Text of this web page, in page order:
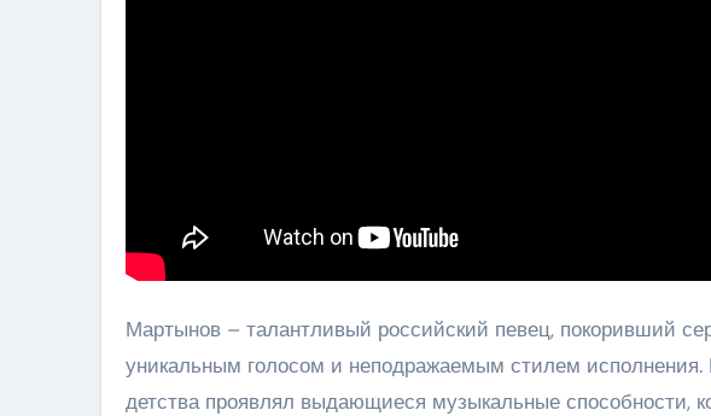
Мартынов – талантливый российский певец, покоривший
уникальным голосом и неподражаемым стилем
детства проявлял выдающиеся музыкальные способности,